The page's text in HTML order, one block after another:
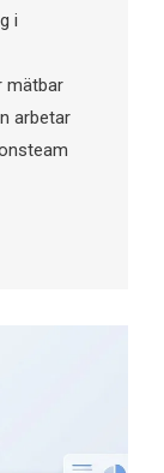
i
mätbar
arbetar